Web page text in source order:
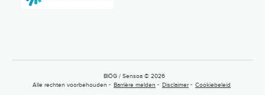
BIÖG / Sensoa © 2026
Alle rechten voorbehouden
Barrière melden Disclaimer Cookiebeleid